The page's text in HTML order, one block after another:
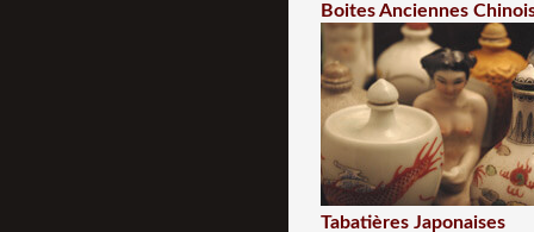
Boites Anciennes
Tabatières Japonaises